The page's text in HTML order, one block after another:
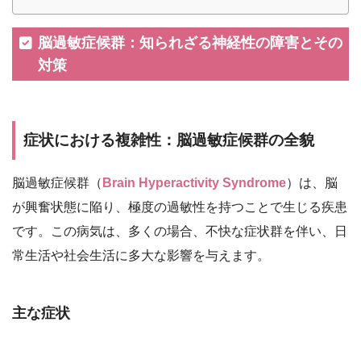
脳過敏症候群：知られざる神経性の障害とその
対策
症状における複雑性：脳過敏症候群の全貌
脳過敏症候群（ Brain Hyperactivity Syndrome）は、脳
が興奮状態に陥り、極度の過敏性を持つことで生じる疾患
です。この病気は、多くの場合、不快な症状群を伴い、日
常生活や社会生活に多大な影響を与えます。
主な症状